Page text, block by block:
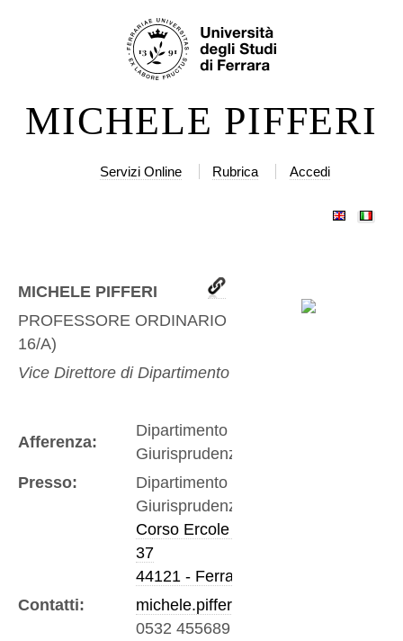
Salta
alla
MICHELE PIFFERI
Servizi Online Rubrica Accedi
MICHELE PIFFERI
PROFESSORE ORDINARIO
16/A)
Vice Direttore di Dipartimento
Afferenza:
Dipartimento di
Giurisprudenza
Presso:
Dipartimento di
Giurisprudenza
Corso Ercole I D'Este
37
44121 - Ferrara
Contatti:
michele.pifferi@unife.it
0532 455689